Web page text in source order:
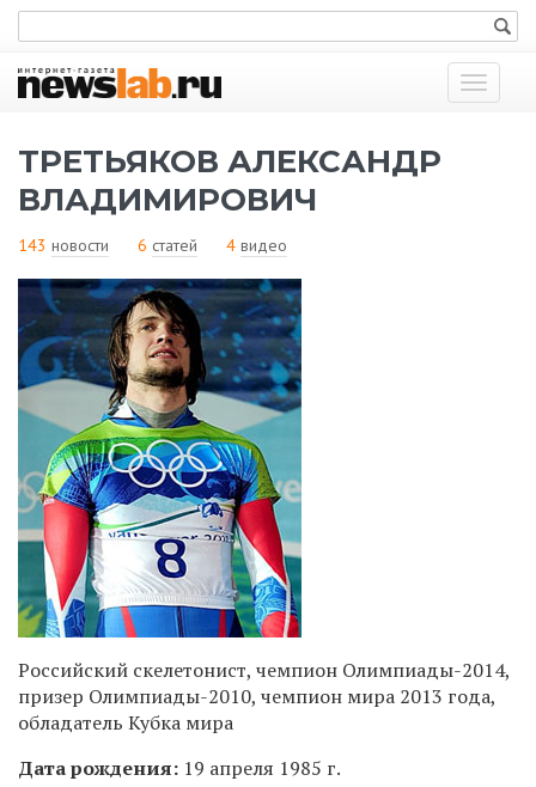
Показать
меню
ТРЕТЬЯКОВ АЛЕКСАНДР
ВЛАДИМИРОВИЧ
143 новости 6 статей 4 видео
Российский скелетонист, чемпион Олимпиады-2014,
призер Олимпиады-2010, чемпион мира 2013 года,
обладатель Кубка мира
Дата рождения: 19 апреля 1985 г.